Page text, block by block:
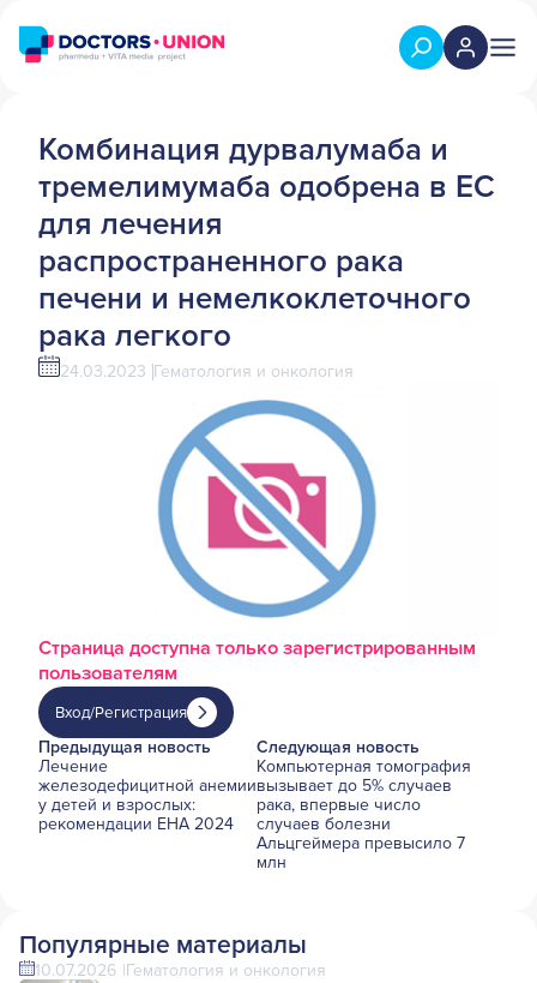
Комбинация дурвалумаба и
тремелимумаба одобрена в ЕС
для лечения
распространенного рака
печени и немелкоклеточного
рака легкого
24.03.2023 Гематология и онкология
Страница доступна только зарегистрированным
пользователям
Вход/Регистрация
Предыдущая новость
Лечение
железодефицитной анемии
у детей и взрослых:
рекомендации EHA 2024
Следующая новость
Компьютерная томография
вызывает до 5% случаев
рака, впервые число
случаев болезни
Альцгеймера превысило 7
млн
Популярные материалы
10.07.2026 Гематология и онкология